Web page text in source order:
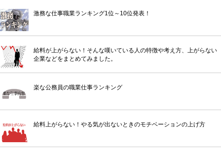
激務な仕事職業ランキング1位～10位発表！
給料が上がらない！そんな嘆いている人の特徴や考え方、上がらない
企業などをまとめてみました。
楽な公務員の職業仕事ランキング
給料上がらない！やる気が出ないときのモチベーションの上げ方